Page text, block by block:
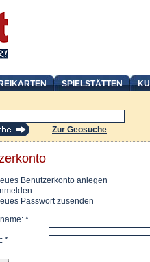
SPIELSTÄTTEN
Zur Geosuche
Benutzerkonto anlegen
Passwort zusenden
*
*